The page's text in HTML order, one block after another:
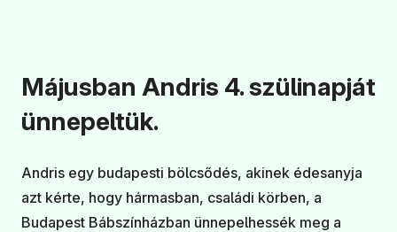
Májusban Andris 4. szülinapját
ünnepeltük.
Andris egy budapesti bölcsődés, akinek édesanyja
azt kérte, hogy hármasban, családi körben, a
Budapest Bábszínházban ünnepelhessék meg a